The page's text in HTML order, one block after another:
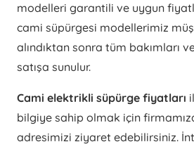
modelleri garantili ve uygun
cami süpürgesi modellerimiz
alındıktan sonra tüm bakımları
satışa sunulur.
Cami elektrikli süpürge fiyatları
bilgiye sahip olmak için
adresimizi ziyaret edebilirsiniz.